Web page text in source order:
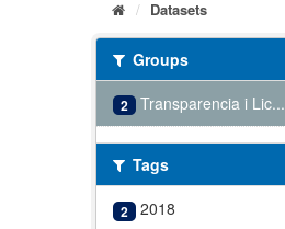
Datasets
Groups
2 Transparencia i Lic...
Tags
2 2018